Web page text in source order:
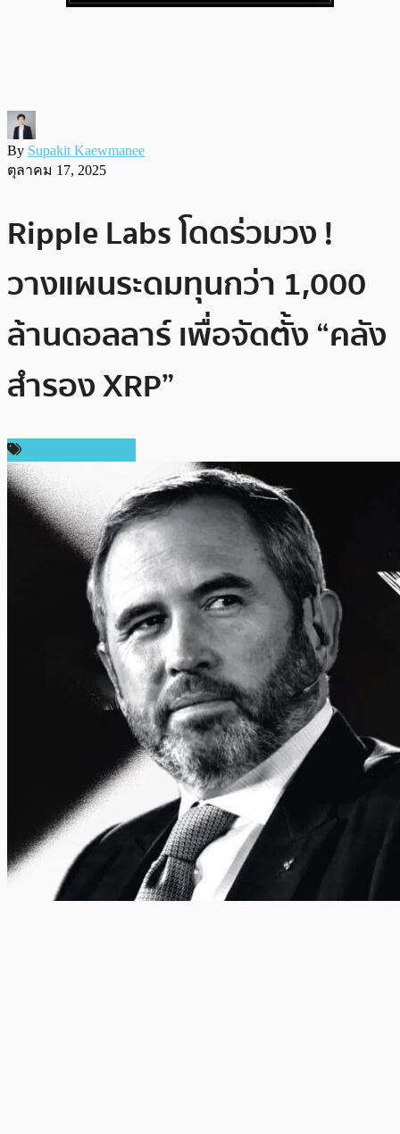
By Supakit Kaewmanee
ตุลาคม 17, 2025
Ripple Labs โดดร่วมวง !
วางแผนระดมทุนกว่า 1,000
ล้านดอลลาร์ เพื่อจัดตั้ง “คลัง
สำรอง XRP”